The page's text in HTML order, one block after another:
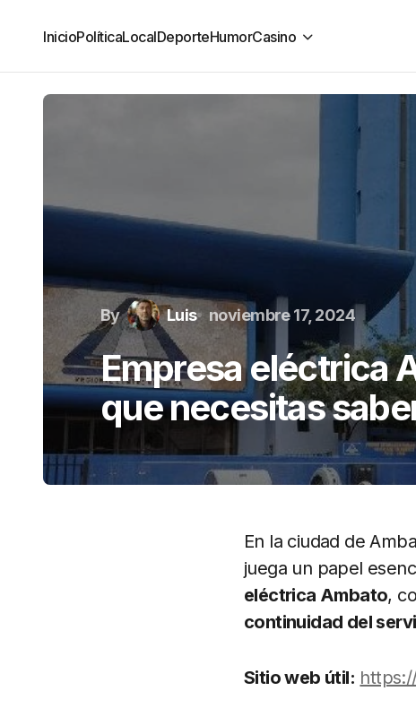
InicioPolíticaLocalDeporteHumorCasino
By Luis noviembre 17, 2024
Empresa eléctrica
que necesitas
En la ciudad de
juega un papel
eléctrica Ambato,
continuidad del
Sitio web útil: